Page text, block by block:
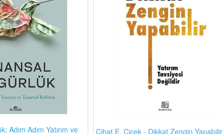
Adım Adım Yatırım ve
Cihat E. Çiçek - Dikkat Zengin Yapabilir